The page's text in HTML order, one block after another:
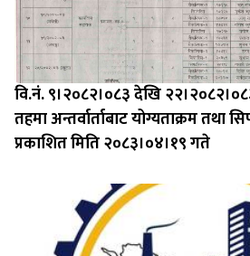
वि.नं. ९।२०८२।०८३ देखि
तहमा अन्तर्वार्ताबाट योग्यताक्रम तथा
प्रकाशित मिति २०८३।०४।१९ गते